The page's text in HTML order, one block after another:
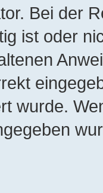
Bei der
ist oder
wurde.